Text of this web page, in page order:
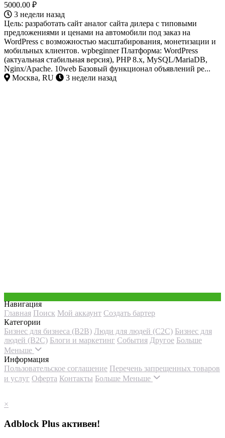
5000.00 ₽
3 недели назад
Цель: разработать сайт аналог сайта дилера с типовыми
предложениями и ценами на автомобили под заказ на
WordPress с возможностью масштабирования, монетизации и
мобильных клиентов. wpbeginner Платформа: WordPress
(актуальная стабильная версия), PHP 8.x, MySQL/MariaDB,
Nginx/Apache. 10web Базовый функционал объявлений ре...
Москва, RU
3 недели назад
Навигация
Главная Поиск Мой аккаунт Создать бартер
Категории
Бизнес для бизнеса (B2B) Люди для людей (С2С) Бизнес для
людей (B2C) Блоги и маркетинг События Другое Больше
Меньше
Информация
Пользовательское соглашение Перечень запрещенных товаров
и услуг Оферта Контакты Больше Меньше
×
Adblock Plus активен!